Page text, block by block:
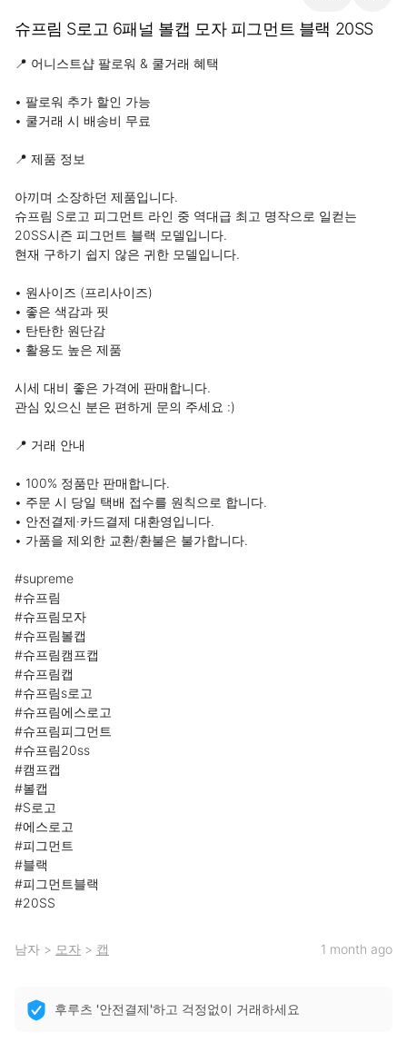
슈프림 S로고 6패널 볼캡 모자 피그먼트 블랙 20SS
📍 어니스트샵 팔로워 & 쿨거래 혜택
• 팔로워 추가 할인 가능
• 쿨거래 시 배송비 무료
📍 제품 정보
아끼며 소장하던 제품입니다.
슈프림 S로고 피그먼트 라인 중 역대급 최고 명작으로 일컫는
20SS시즌 피그먼트 블랙 모델입니다.
현재 구하기 쉽지 않은 귀한 모델입니다.
• 원사이즈 (프리사이즈)
• 좋은 색감과 핏
• 탄탄한 원단감
• 활용도 높은 제품
시세 대비 좋은 가격에 판매합니다.
관심 있으신 분은 편하게 문의 주세요 :)
📍 거래 안내
• 100% 정품만 판매합니다.
• 주문 시 당일 택배 접수를 원칙으로 합니다.
• 안전결제·카드결제 대환영입니다.
• 가품을 제외한 교환/환불은 불가합니다.
#supreme
#슈프림
#슈프림모자
#슈프림볼캡
#슈프림캠프캡
#슈프림캡
#슈프림s로고
#슈프림에스로고
#슈프림피그먼트
#슈프림20ss
#캠프캡
#볼캡
#S로고
#에스로고
#피그먼트
#블랙
#피그먼트블랙
#20SS
남자 > 모자 > 캡 1 month ago
후루츠 '안전결제'하고 걱정없이 거래하세요